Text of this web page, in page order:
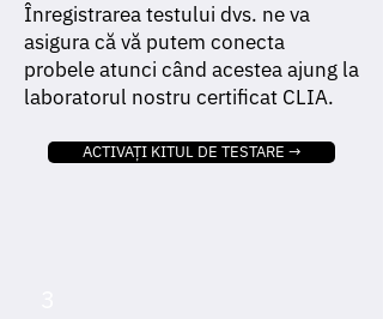
Înregistrarea testului dvs. ne va
asigura că vă putem conecta
probele atunci când acestea ajung la
laboratorul nostru certificat CLIA.
ACTIVAȚI KITUL DE TESTARE →